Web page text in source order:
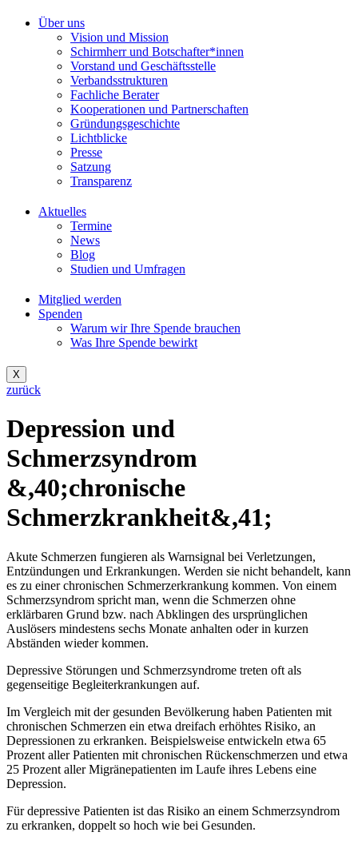
Über uns
Vision und Mission
Schirmherr und Botschafter*innen
Vorstand und Geschäftsstelle
Verbandsstrukturen
Fachliche Berater
Kooperationen und Partnerschaften
Gründungsgeschichte
Lichtblicke
Presse
Satzung
Transparenz
Aktuelles
Termine
News
Blog
Studien und Umfragen
Mitglied werden
Spenden
Warum wir Ihre Spende brauchen
Was Ihre Spende bewirkt
X
zurück
Depression und
Schmerzsyndrom
&,40;chronische
Schmerzkrankheit&,41;
Akute Schmerzen fungieren als Warnsignal bei Verletzungen,
Entzündungen und Erkrankungen. Werden sie nicht behandelt, kann
es zu einer chronischen Schmerzerkrankung kommen. Von einem
Schmerzsyndrom spricht man, wenn die Schmerzen ohne
erklärbaren Grund bzw. nach Abklingen des ursprünglichen
Auslösers mindestens sechs Monate anhalten oder in kurzen
Abständen wieder kommen.
Depressive Störungen und Schmerzsyndrome treten oft als
gegenseitige Begleiterkrankungen auf.
Im Vergleich mit der gesunden Bevölkerung haben Patienten mit
chronischen Schmerzen ein etwa dreifach erhöhtes Risiko, an
Depressionen zu erkranken. Beispielsweise entwickeln etwa 65
Prozent aller Patienten mit chronischen Rückenschmerzen und etwa
25 Prozent aller Migränepatienten im Laufe ihres Lebens eine
Depression.
Für depressive Patienten ist das Risiko an einem Schmerzsyndrom
zu erkranken, doppelt so hoch wie bei Gesunden.